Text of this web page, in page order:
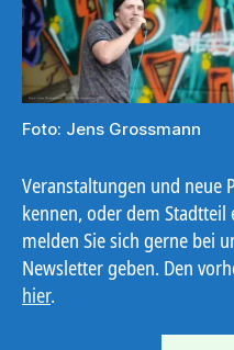
Foto: Jens Grossmann
Veranstaltungen und neue
kennen, oder dem
melden Sie sich gerne bei
Newsletter geben. Den
hier.